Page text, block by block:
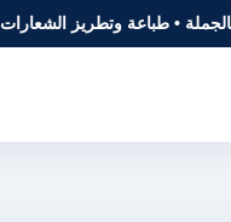
• طباعة وتطريز الشعارات